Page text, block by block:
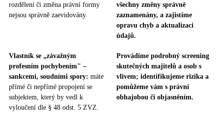
rozdělení či změna právní formy
nejsou správně zaevidovány.
všechny změny správně
zaznamenány, a zajistíme
opravu chyb a aktualizaci
údajů.
Vlastník se „závažným
profesním pochybením" –
sankcemi, soudními spory: máte
přímé či nepřímé propojení se
subjektem, který by vedl k
vyloučení dle § 48 odst. 5 ZVZ.
Provádíme podrobný screening
skutečných majitelů a osob s
vlivem; identifikujeme rizika a
pomůžeme vám s právní
obhajobou či objasněním.